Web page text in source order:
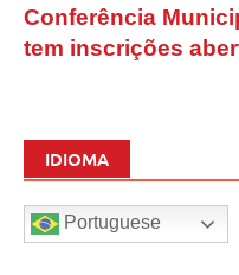
Conferência
tem inscrições
IDIOMA
Portuguese